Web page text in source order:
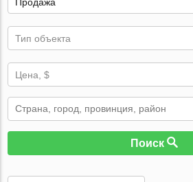
Тип объекта
Цена, $
Поиск